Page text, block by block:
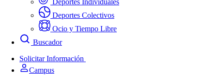
Deportes Individuales
Deportes Colectivos
Ocio y Tiempo Libre
Buscador
Solicitar Información
Campus